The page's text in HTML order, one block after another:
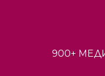
900+